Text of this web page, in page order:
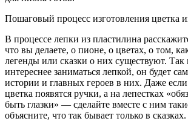
Пошаговый процесс изготовления цветка
В процессе лепки из пластилина
что вы делаете, о пионе, о цветах, о том,
легенды или сказки о них существуют.
интереснее заниматься лепкой, он будет
истории и главных героев в них. Даже
цветка появятся ручки, а на лепестках
быть глазки» — сделайте вместе с ним
объясните, что так бывает только в